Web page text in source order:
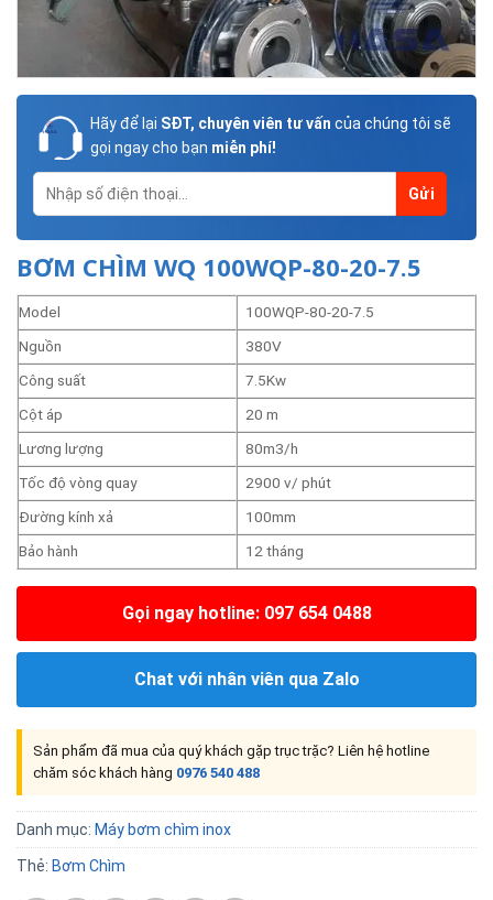
Hãy để lại SĐT, chuyên viên tư vấn của chúng tôi sẽ
gọi ngay cho bạn miễn phí!
BƠM CHÌM WQ 100WQP-80-20-7.5
Model
100WQP-80-20-7.5
Nguồn
380V
Công suất
7.5Kw
Cột áp
20 m
Lương lượng
80m3/h
Tốc độ vòng quay
2900 v/ phút
Đường kính xả
100mm
Bảo hành
12 tháng
Gọi ngay hotline: 097 654 0488
Chat với nhân viên qua Zalo
Sản phẩm đã mua của quý khách gặp trục trặc? Liên hệ hotline
chăm sóc khách hàng 0976 540 488
Danh mục: Máy bơm chìm inox
Thẻ: Bơm Chìm